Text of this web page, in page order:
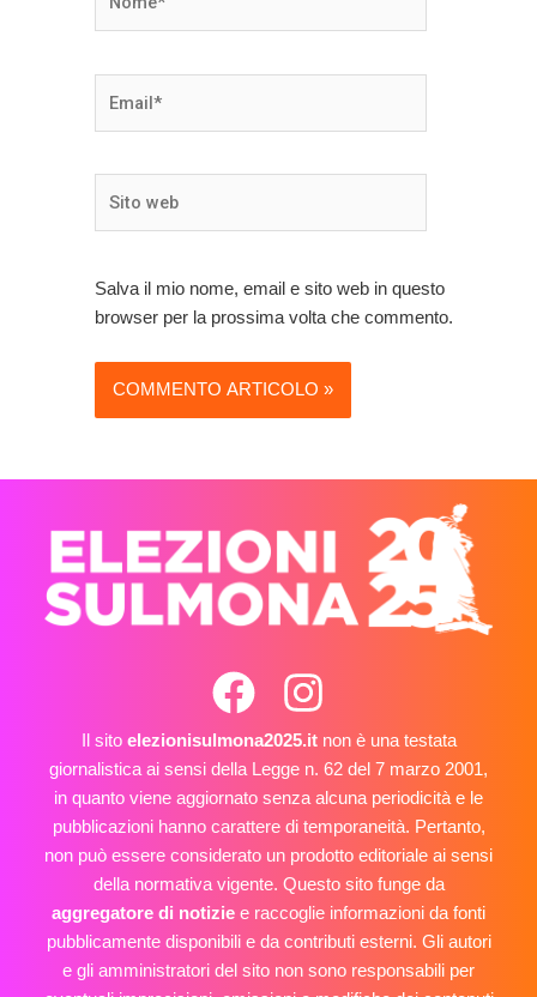
Salva il mio nome, email e sito web in questo
browser per la prossima volta che commento.
Il sito elezionisulmona2025.itnon è una testata
giornalistica ai sensi della Legge n. 62 del 7 marzo 2001,
in quanto viene aggiornato senza alcuna periodicità e le
pubblicazioni hanno carattere di temporaneità. Pertanto,
non può essere considerato un prodotto editoriale ai sensi
della normativa vigente. Questo sito funge da
aggregatore di notizie e raccoglie informazioni da fonti
pubblicamente disponibili e da contributi esterni. Gli autori
e gli amministratori del sito non sono responsabili per